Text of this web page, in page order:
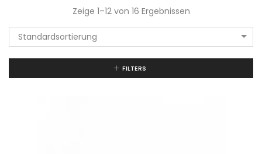
Zeige 1–12 von 16 Ergebnissen
Standardsortierung
FILTERS